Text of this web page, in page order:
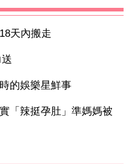
天內搬走
的娛樂星鮮事
「辣挺孕肚」準媽媽被